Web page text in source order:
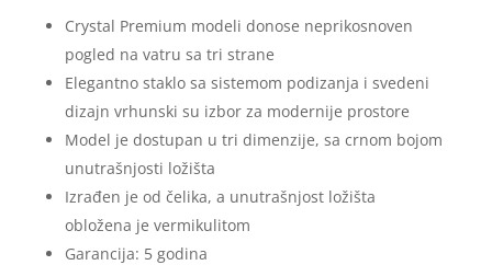
од
до
Crystal Premium modeli donose neprikosnoven
pogled na vatru sa tri strane
Elegantno staklo sa sistemom podizanja i svedeni
dizajn vrhunski su izbor za modernije prostore
Model je dostupan u tri dimenzije, sa crnom bojom
unutrašnjosti ložišta
Izrađen je od čelika, a unutrašnjost ložišta
obložena je vermikulitom
Garancija: 5 godina